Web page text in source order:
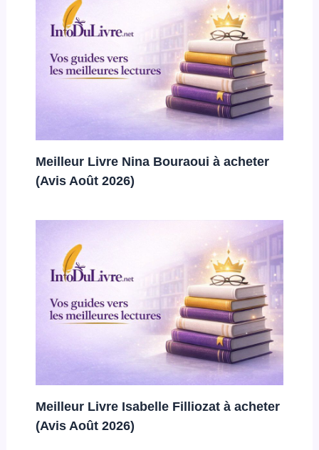
Meilleur Livre Nina Bouraoui à acheter
(Avis Août 2026)
Meilleur Livre Isabelle Filliozat à acheter
(Avis Août 2026)